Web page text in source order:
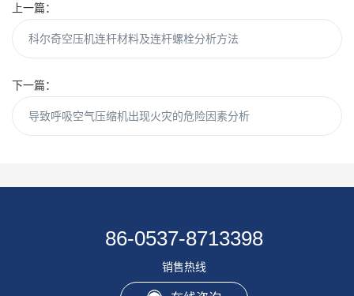
上一篇：
科尔奇空压机连杆材料及连杆螺栓分析方法
下一篇：
导致呼吸空气压缩机出现火灾的危险因素分析
86-0537-8713398
销售热线